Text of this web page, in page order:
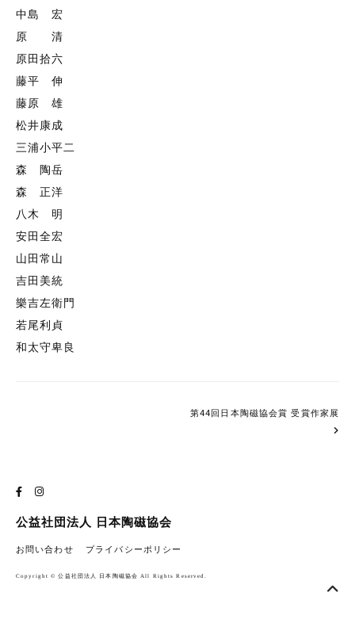
中島 宏
原 清
原田拾六
藤平 伸
藤原 雄
松井康成
三浦小平二
森 陶岳
森 正洋
八木 明
安田全宏
山田常山
吉田美統
樂吉左衛門
若尾利貞
和太守卑良
第44回日本陶磁協会賞 受賞作家展
公益社団法人 日本陶磁協会
お問い合わせ プライバシーポリシー
Copyright © 公益社団法人 日本陶磁協会 All Rights Reserved.